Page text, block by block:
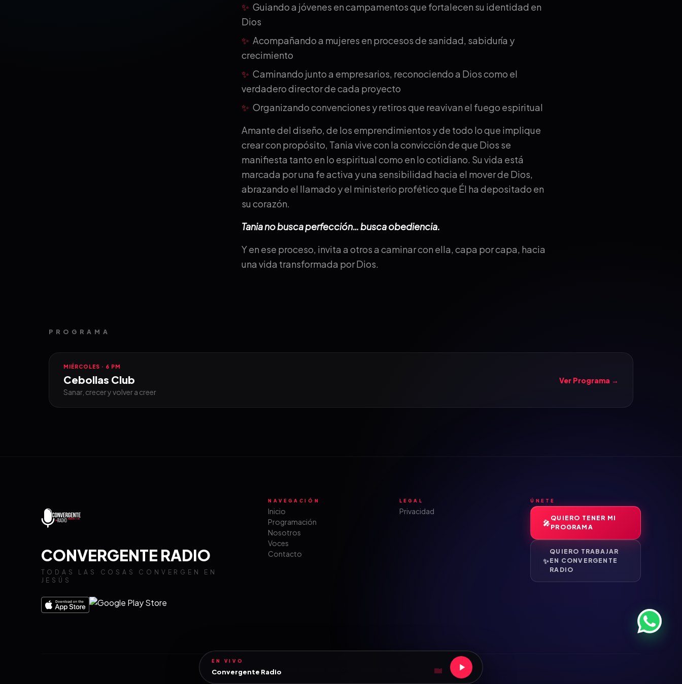
✨ Guiando a jóvenes en campamentos que fortalecen su identidad en
Dios
✨ Acompañando a mujeres en procesos de sanidad, sabiduría y
crecimiento
✨ Caminando junto a empresarios, reconociendo a Dios como el
verdadero director de cada proyecto
✨ Organizando convenciones y retiros que reavivan el fuego espiritual
Amante del diseño, de los emprendimientos y de todo lo que implique
crear con propósito, Tania vive con la convicción de que Dios se
manifiesta tanto en lo espiritual como en lo cotidiano. Su vida está
marcada por una fe activa y una sensibilidad hacia el mover de Dios,
abrazando el llamado y el ministerio profético que Él ha depositado en
su corazón.
Tania no busca perfección… busca obediencia.
Y en ese proceso, invita a otros a caminar con ella, capa por capa, hacia
una vida transformada por Dios.
PROGRAMA
MIÉRCOLES · 6 PM
Cebollas Club
Sanar, crecer y volver a creer
Ver Programa →
CONVERGENTE RADIO
TODAS LAS COSAS CONVERGEN EN
JESÚS
NAVEGACIÓN
Inicio
Programación
Nosotros
Voces
Contacto
LEGAL
Privacidad
ÚNETE
QUIERO TENER MI
PROGRAMA
QUIERO TRABAJAR
EN CONVERGENTE
RADIO
© 2026 CONVERGENTE RADIO · GUADALAJARA, MÉXICO
EN VIVO
Convergente Radio